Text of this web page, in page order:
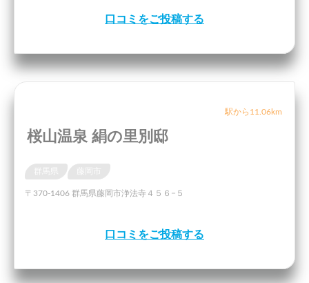
口コミをご投稿する
駅から11.06km
桜山温泉 絹の里別邸
〒370-1406 群馬県藤岡市浄法寺４５６−５
口コミをご投稿する